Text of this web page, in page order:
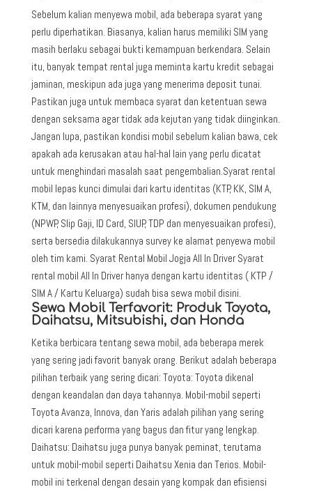
Sebelum kalian menyewa mobil, ada beberapa syarat yang
perlu diperhatikan. Biasanya, kalian harus memiliki SIM yang
masih berlaku sebagai bukti kemampuan berkendara. Selain
itu, banyak tempat rental juga meminta kartu kredit sebagai
jaminan, meskipun ada juga yang menerima deposit tunai.
Pastikan juga untuk membaca syarat dan ketentuan sewa
dengan seksama agar tidak ada kejutan yang tidak diinginkan.
Jangan lupa, pastikan kondisi mobil sebelum kalian bawa, cek
apakah ada kerusakan atau hal-hal lain yang perlu dicatat
untuk menghindari masalah saat pengembalian.Syarat rental
mobil lepas kunci dimulai dari kartu identitas (KTP, KK, SIM A,
KTM, dan lainnya menyesuaikan profesi), dokumen pendukung
(NPWP, Slip Gaji, ID Card, SIUP, TDP dan menyesuaikan profesi),
serta bersedia dilakukannya survey ke alamat penyewa mobil
oleh tim kami. Syarat Rental Mobil Jogja All In Driver Syarat
rental mobil All In Driver hanya dengan kartu identitas ( KTP /
SIM A / Kartu Keluarga) sudah bisa sewa mobil disini.
Sewa Mobil Terfavorit: Produk Toyota,
Daihatsu, Mitsubishi, dan Honda
Ketika berbicara tentang sewa mobil, ada beberapa merek
yang sering jadi favorit banyak orang. Berikut adalah beberapa
pilihan terbaik yang sering dicari: Toyota: Toyota dikenal
dengan keandalan dan daya tahannya. Mobil-mobil seperti
Toyota Avanza, Innova, dan Yaris adalah pilihan yang sering
dicari karena performa yang bagus dan fitur yang lengkap.
Daihatsu: Daihatsu juga punya banyak peminat, terutama
untuk mobil-mobil seperti Daihatsu Xenia dan Terios. Mobil-
mobil ini terkenal dengan desain yang kompak dan efisiensi